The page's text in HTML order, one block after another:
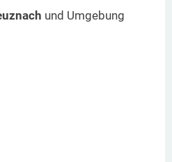
und Umgebung